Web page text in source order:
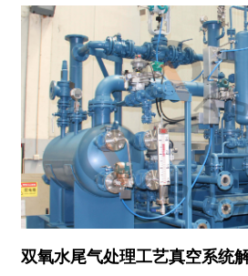
双氧水尾气处理工艺真空系统